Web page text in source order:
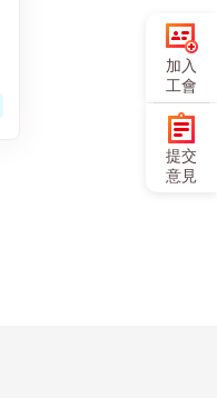
加入
工會
提交
意見